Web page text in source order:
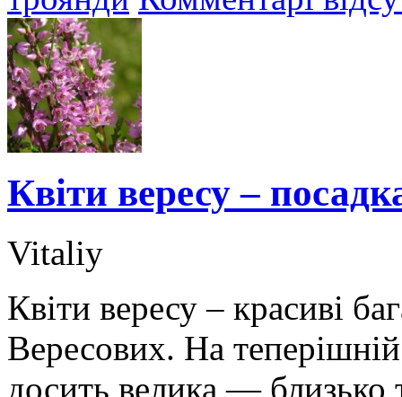
Квіти вересу –
Vitaliy
Квіти вересу – красиві
Вересових. На теперішній
досить велика — близько